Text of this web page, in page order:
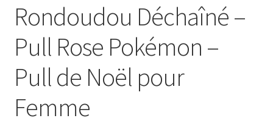
Rondoudou Déchaîné –
Pull Rose Pokémon –
Pull de Noël pour
Femme